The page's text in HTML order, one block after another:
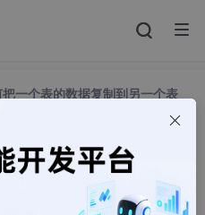
把一个表的数据复制到另一个表
据复制到另一个表中